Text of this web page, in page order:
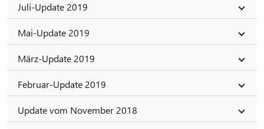
Juli-Update 2019
Mai-Update 2019
März-Update 2019
Februar-Update 2019
Update vom November 2018